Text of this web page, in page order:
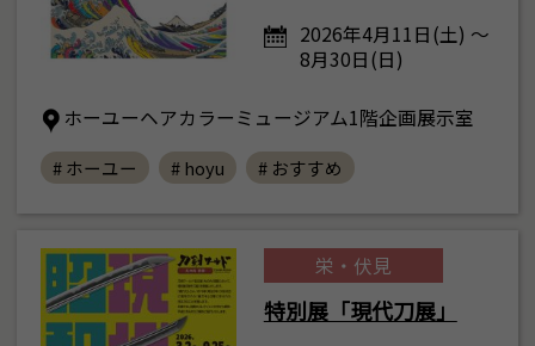
2026年4月11日(土) ～
8月30日(日)
ホーユーヘアカラーミュージアム1階企画展示室
# ホーユー # hoyu # おすすめ
栄・伏見
特別展「現代刀展」